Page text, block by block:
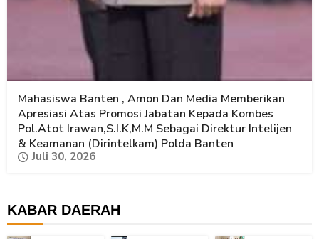
Mahasiswa Banten , Amon Dan Media Memberikan
Apresiasi Atas Promosi Jabatan Kepada Kombes
Pol.Atot Irawan,S.I.K,M.M Sebagai Direktur Intelijen
& Keamanan (Dirintelkam) Polda Banten
Juli 30, 2026
KABAR DAERAH